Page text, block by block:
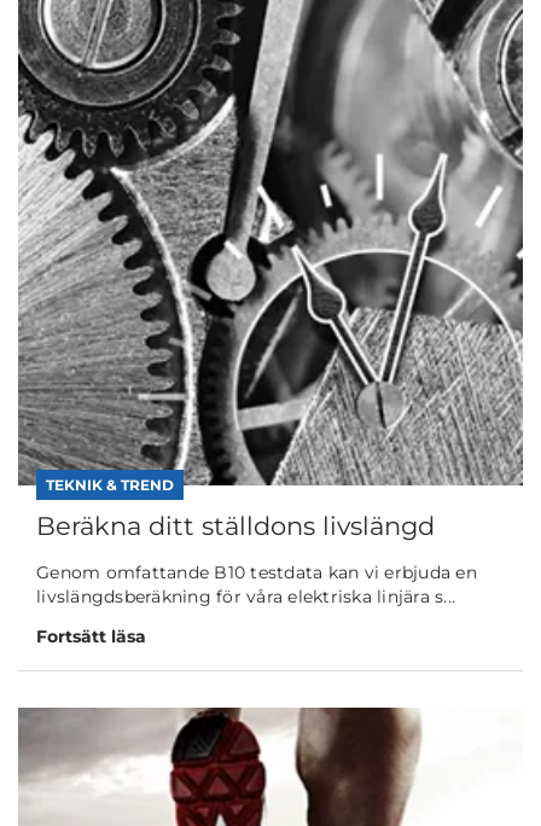
TEKNIK & TREND
Beräkna ditt ställdons livslängd
Genom omfattande B10 testdata kan vi erbjuda en
livslängdsberäkning för våra elektriska linjära s...
Fortsätt läsa